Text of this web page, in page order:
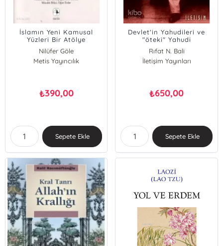
İslamın Yeni Kamusal
Yüzleri Bir Atölye
Çalışması
Nilüfer Göle
Metis Yayıncılık
₺390,00
Sepete Ekle
Devlet'in Yahudileri ve
"öteki" Yahudi
Rıfat N. Bali
İletişim Yayınları
₺650,00
Sepete Ekle